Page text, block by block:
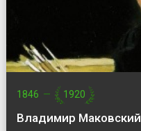
1846 — 1920
Владимир Маковский